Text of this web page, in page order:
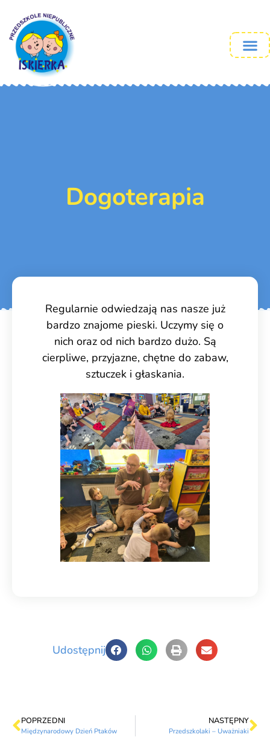
Dogoterapia
Regularnie odwiedzają nas nasze już
bardzo znajome pieski. Uczymy się o
nich oraz od nich bardzo dużo. Są
cierpliwe, przyjazne, chętne do zabaw,
sztuczek i głaskania.
Udostępnij
POPRZEDNI
Międzynarodowy Dzień Ptaków
NASTĘPNY
Przedszkolaki – Uważniaki